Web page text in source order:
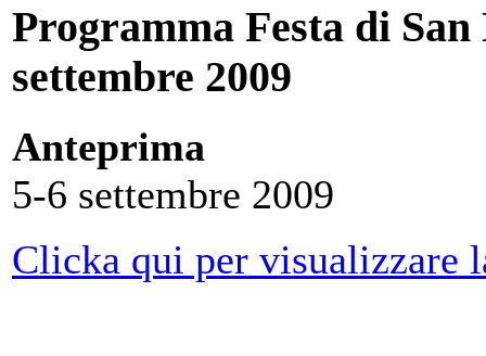
Programma Festa di
settembre 2009
Anteprima
5-6 settembre 2009
Clicka qui per visualizzare